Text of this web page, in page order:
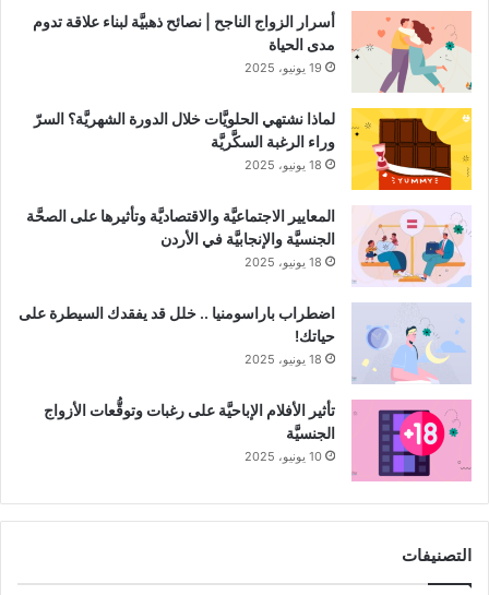
أسرار الزواج الناجح | نصائح ذهبيَّة لبناء علاقة تدوم
مدى الحياة
19 يونيو، 2025
لماذا نشتهي الحلويَّات خلال الدورة الشهريَّة؟ السرّ
وراء الرغبة السكَّريَّة
18 يونيو، 2025
المعايير الاجتماعيَّة والاقتصاديَّة وتأثيرها على الصحَّة
الجنسيَّة والإنجابيَّة في الأردن
18 يونيو، 2025
اضطراب باراسومنيا .. خلل قد يفقدك السيطرة على
حياتك!
18 يونيو، 2025
تأثير الأفلام الإباحيَّة على رغبات وتوقُّعات الأزواج
الجنسيَّة
10 يونيو، 2025
التصنيفات